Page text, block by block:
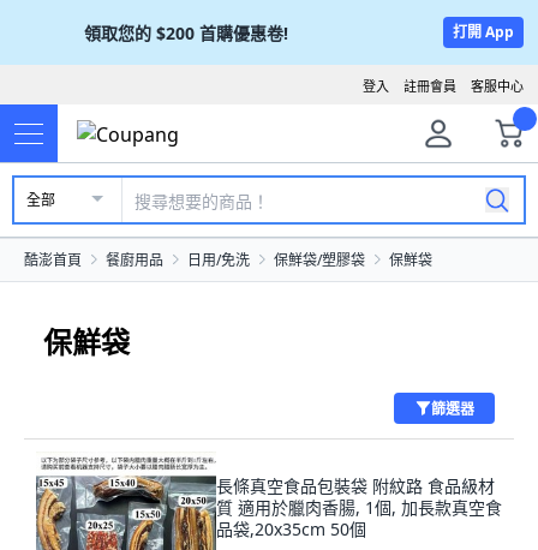
領取您的 $200 首購優惠卷! 打開 App
客服中心
註冊會員
登入
全部
酷澎首頁 餐廚用品 日用/免洗 保鮮袋/塑膠袋 保鮮袋
保鮮袋
篩選器
長條真空食品包裝袋 附紋路 食品級材
質 適用於臘肉香腸, 1個, 加長款真空食
品袋,20x35cm 50個